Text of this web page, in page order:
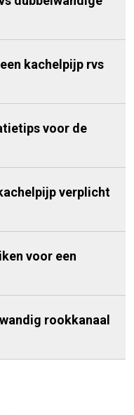
kachelpijp rvs
voor de
verplicht
voor een
rookkanaal